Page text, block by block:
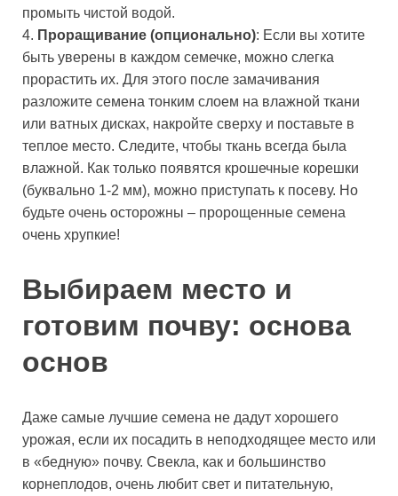
промыть чистой водой.
4. Проращивание (опционально): Если вы хотите
быть уверены в каждом семечке, можно слегка
прорастить их. Для этого после замачивания
разложите семена тонким слоем на влажной ткани
или ватных дисках, накройте сверху и поставьте в
теплое место. Следите, чтобы ткань всегда была
влажной. Как только появятся крошечные корешки
(буквально 1-2 мм), можно приступать к посеву. Но
будьте очень осторожны – пророщенные семена
очень хрупкие!
Выбираем место и
готовим почву: основа
основ
Даже самые лучшие семена не дадут хорошего
урожая, если их посадить в неподходящее место или
в «бедную» почву. Свекла, как и большинство
корнеплодов, очень любит свет и питательную,